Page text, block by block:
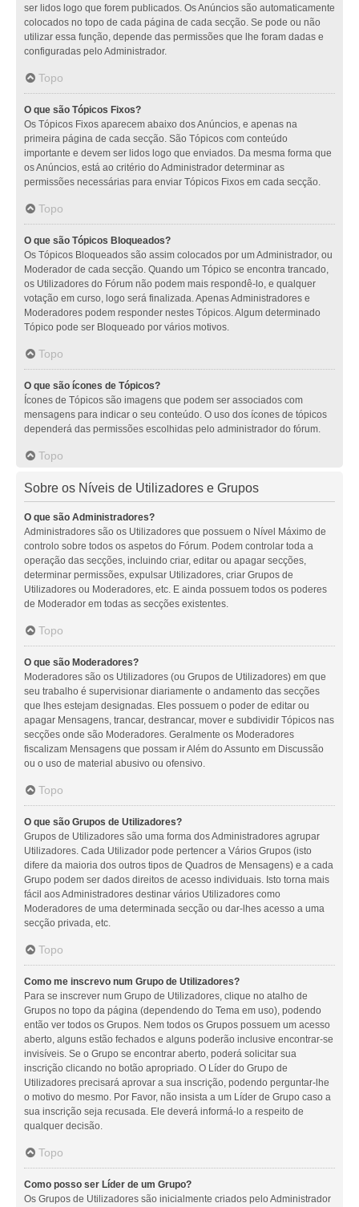
ser lidos logo que forem publicados. Os Anúncios são automaticamente
colocados no topo de cada página de cada secção. Se pode ou não
utilizar essa função, depende das permissões que lhe foram dadas e
configuradas pelo Administrador.
Topo
O que são Tópicos Fixos?
Os Tópicos Fixos aparecem abaixo dos Anúncios, e apenas na
primeira página de cada secção. São Tópicos com conteúdo
importante e devem ser lidos logo que enviados. Da mesma forma que
os Anúncios, está ao critério do Administrador determinar as
permissões necessárias para enviar Tópicos Fixos em cada secção.
Topo
O que são Tópicos Bloqueados?
Os Tópicos Bloqueados são assim colocados por um Administrador, ou
Moderador de cada secção. Quando um Tópico se encontra trancado,
os Utilizadores do Fórum não podem mais respondê-lo, e qualquer
votação em curso, logo será finalizada. Apenas Administradores e
Moderadores podem responder nestes Tópicos. Algum determinado
Tópico pode ser Bloqueado por vários motivos.
Topo
O que são ícones de Tópicos?
Ícones de Tópicos são imagens que podem ser associados com
mensagens para indicar o seu conteúdo. O uso dos ícones de tópicos
dependerá das permissões escolhidas pelo administrador do fórum.
Topo
Sobre os Níveis de Utilizadores e Grupos
O que são Administradores?
Administradores são os Utilizadores que possuem o Nível Máximo de
controlo sobre todos os aspetos do Fórum. Podem controlar toda a
operação das secções, incluindo criar, editar ou apagar secções,
determinar permissões, expulsar Utilizadores, criar Grupos de
Utilizadores ou Moderadores, etc. E ainda possuem todos os poderes
de Moderador em todas as secções existentes.
Topo
O que são Moderadores?
Moderadores são os Utilizadores (ou Grupos de Utilizadores) em que
seu trabalho é supervisionar diariamente o andamento das secções
que lhes estejam designadas. Eles possuem o poder de editar ou
apagar Mensagens, trancar, destrancar, mover e subdividir Tópicos nas
secções onde são Moderadores. Geralmente os Moderadores
fiscalizam Mensagens que possam ir Além do Assunto em Discussão
ou o uso de material abusivo ou ofensivo.
Topo
O que são Grupos de Utilizadores?
Grupos de Utilizadores são uma forma dos Administradores agrupar
Utilizadores. Cada Utilizador pode pertencer a Vários Grupos (isto
difere da maioria dos outros tipos de Quadros de Mensagens) e a cada
Grupo podem ser dados direitos de acesso individuais. Isto torna mais
fácil aos Administradores destinar vários Utilizadores como
Moderadores de uma determinada secção ou dar-lhes acesso a uma
secção privada, etc.
Topo
Como me inscrevo num Grupo de Utilizadores?
Para se inscrever num Grupo de Utilizadores, clique no atalho de
Grupos no topo da página (dependendo do Tema em uso), podendo
então ver todos os Grupos. Nem todos os Grupos possuem um acesso
aberto, alguns estão fechados e alguns poderão inclusive encontrar-se
invisíveis. Se o Grupo se encontrar aberto, poderá solicitar sua
inscrição clicando no botão apropriado. O Líder do Grupo de
Utilizadores precisará aprovar a sua inscrição, podendo perguntar-lhe
o motivo do mesmo. Por Favor, não insista a um Líder de Grupo caso a
sua inscrição seja recusada. Ele deverá informá-lo a respeito de
qualquer decisão.
Topo
Como posso ser Líder de um Grupo?
Os Grupos de Utilizadores são inicialmente criados pelo Administrador